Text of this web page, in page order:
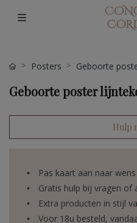
Posters Geboorte
Geboorte poster
Hulp
Pas kaart aan naar
Gratis hulp bij vragen of
Extra producten in stijl
Voor 18u besteld,